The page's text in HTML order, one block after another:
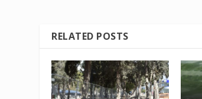
RELATED POSTS